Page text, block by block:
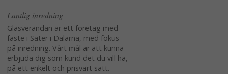
Lantlig inredning
Glasverandan är ett företag med
fäste i Säter i Dalarna, med fokus
på inredning. Vårt mål är att kunna
erbjuda dig som kund det du vill ha,
på ett enkelt och prisvärt sätt.